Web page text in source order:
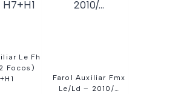
Le Fh
Focos)
Farol Auxiliar Fmx
Le/Ld – 2010/…